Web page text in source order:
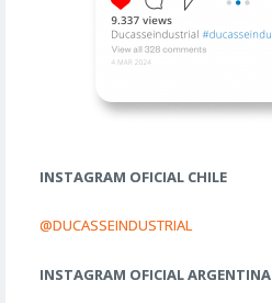
INSTAGRAM OFICIAL CHILE
@DUCASSEINDUSTRIAL
INSTAGRAM OFICIAL ARGENTINA